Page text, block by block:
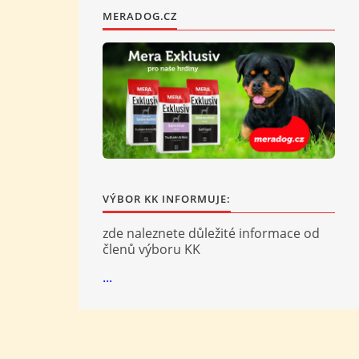
MERADOG.CZ
VÝBOR KK INFORMUJE:
zde naleznete důležité informace od
členů výboru KK
...